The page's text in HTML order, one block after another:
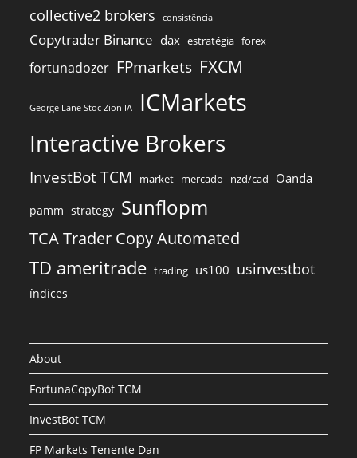
collective2 brokers consistência
Copytrader Binance dax estratégia forex
fortunadozer FPmarkets FXCM
George Lane Stoc Zion IA ICMarkets
Interactive Brokers
InvestBot TCM market mercado nzd/cad Oanda
pamm strategy Sunflopm
TCA Trader Copy Automated
TD ameritrade trading us100 usinvestbot
índices
About
FortunaCopyBot TCM
InvestBot TCM
FP Markets Tenente Dan